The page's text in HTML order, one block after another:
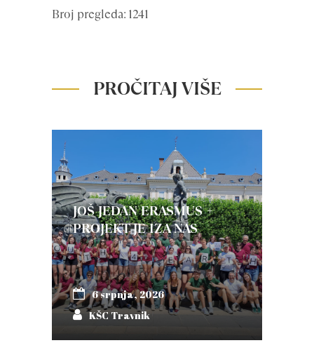
Broj pregleda: 1241
PROČITAJ VIŠE
JOŠ JEDAN ERASMUS +
PROJEKT JE IZA NAS
6 srpnja, 2026
KŠC Travnik